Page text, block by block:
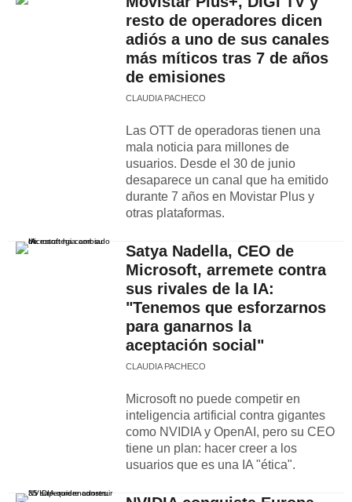
resto de operadores dicen
adiós a uno de sus canales
más míticos tras 7 de años
de emisiones
CLAUDIA PACHECO
Las OTT de operadoras tienen una
mala noticia para millones de
usuarios. Desde el 30 de junio
desaparece un canal que ha emitido
durante 7 años en Movistar Plus y
otras plataformas.
Satya Nadella, CEO de
Microsoft, arremete contra
sus rivales de la IA:
"Tenemos que esforzarnos
para ganarnos la
aceptación social"
CLAUDIA PACHECO
Microsoft no puede competir en
inteligencia artificial contra gigantes
como NVIDIA y OpenAI, pero su CEO
tiene un plan: hacer creer a los
usuarios que es una IA "ética".